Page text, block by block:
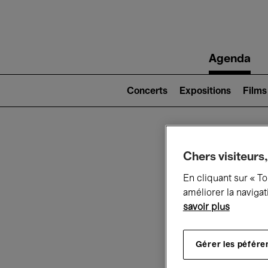
navigationAgenda
2)
Concerts Expositions Films
Ce
Chers visiteurs,
En cliquant sur «
améliorer la
savoir plus
Gérer les